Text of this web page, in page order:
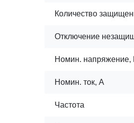
Количество
Отключение
Номин. напряжение,
Номин. ток, А
Частота